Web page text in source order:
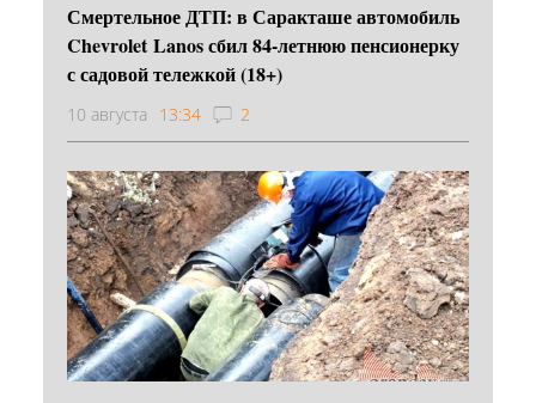
Смертельное ДТП: в Саракташе автомобиль
Chevrolet Lanos сбил 84-летнюю пенсионерку
с садовой тележкой (18+)
10 августа 13:34 2